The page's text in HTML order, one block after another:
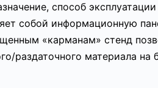
способ эксплуатации
собой информационную
«карманам» стенд
раздаточного материала на